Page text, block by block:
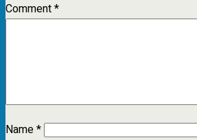
Comment*
Name*